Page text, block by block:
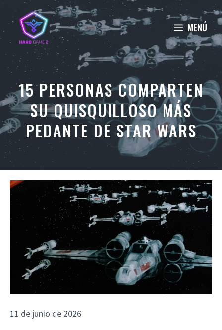
contenido
MENÚ
15 PERSONAS COMPARTEN
SU QUISQUILLOSO MÁS
PEDANTE DE STAR WARS
11 de junio de 2026